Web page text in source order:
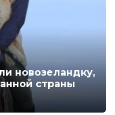
новозеландку,
страны